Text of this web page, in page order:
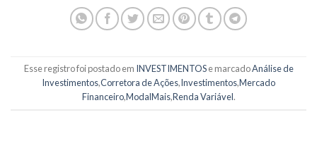
Esse registro foi postado em INVESTIMENTOSe marcadoAnálise de
Investimentos,Corretora de Ações,Investimentos,Mercado
Financeiro,ModalMais,Renda Variável.